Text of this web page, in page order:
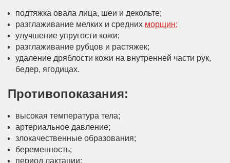
подтяжка овала лица, шеи и декольте;
разглаживание мелких и средних морщин;
улучшение упругости кожи;
разглаживание рубцов и растяжек;
удаление дряблости кожи на внутренней части рук,
бедер, ягодицах.
Противопоказания:
высокая температура тела;
артериальное давление;
злокачественные образования;
беременность;
период лактации;